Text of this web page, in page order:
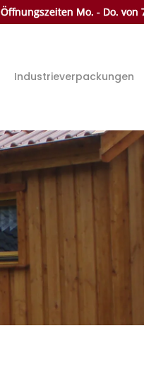
Öffnungszeiten Mo. - Do. von
Industrieverpackungen